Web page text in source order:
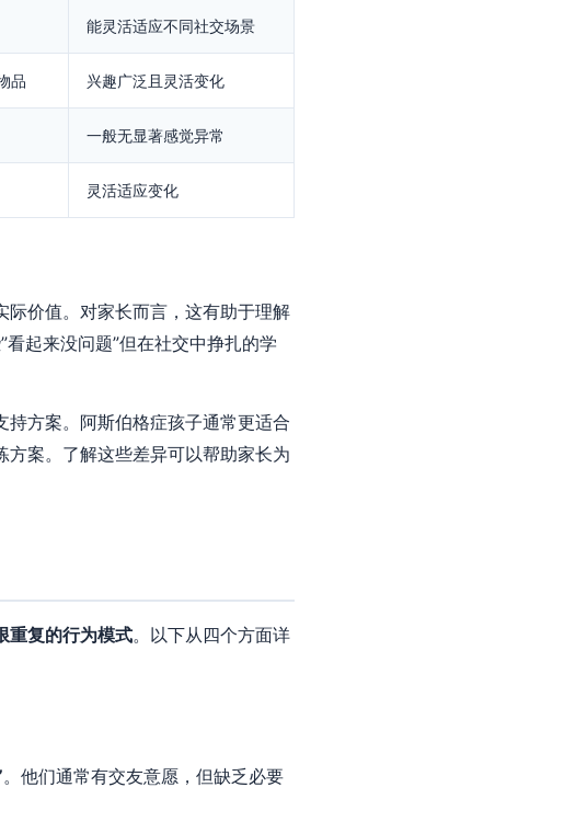
能灵活适应不同社交场景
品 兴趣广泛且灵活变化
一般无显著感觉异常
灵活适应变化
价值。对家长而言，这有助于理解
看起来没问题”但在社交中挣扎的学
方案。阿斯伯格症孩子通常更适合
案。了解这些差异可以帮助家长为
重复的行为模式。以下从四个方面详
。他们通常有交友意愿，但缺乏必要